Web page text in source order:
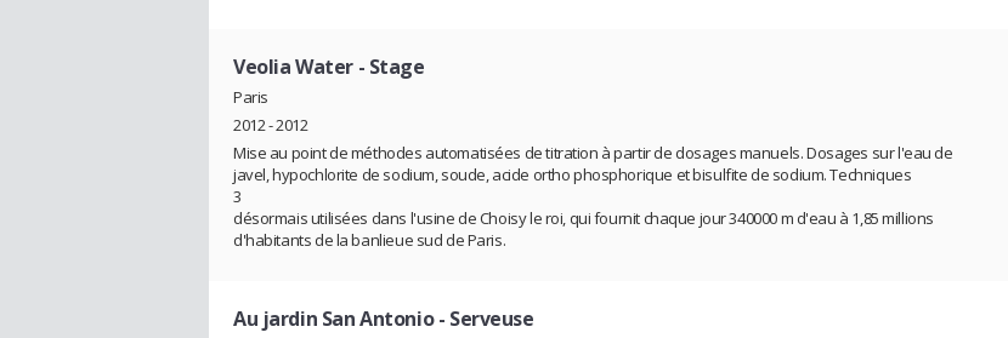
Veolia Water- Stage
Paris
2012 - 2012
Mise au point de méthodes automatisées de titration à partir de dosages manuels. Dosages sur l'eau de
javel, hypochlorite de sodium, soude, acide ortho phosphorique et bisulfite de sodium. Techniques
3
désormais utilisées dans l'usine de Choisy le roi, qui fournit chaque jour 340000 m d'eau à 1,85 millions
d'habitants de la banlieue sud de Paris.
Au jardin San Antonio- Serveuse